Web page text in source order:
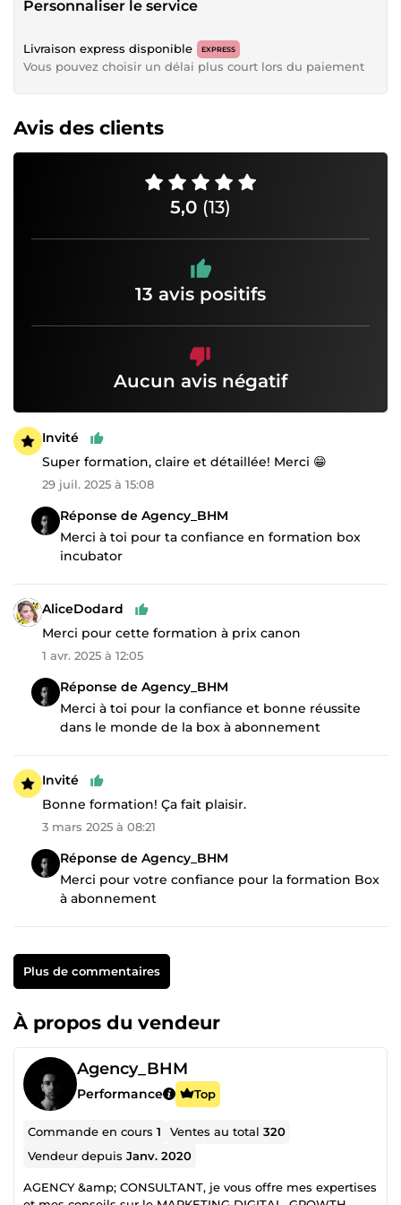
Personnaliser le service
Livraison express disponible EXPRESS
Vous pouvez choisir un délai plus court lors du paiement
Avis des clients
5,0 (13)
13 avis positifs
Aucun avis négatif
Invité
Super formation, claire et détaillée! Merci 😁
29 juil. 2025 à 15:08
Réponse de Agency_BHM
Merci à toi pour ta confiance en formation box
incubator
AliceDodard
Merci pour cette formation à prix canon
1 avr. 2025 à 12:05
Réponse de Agency_BHM
Merci à toi pour la confiance et bonne réussite
dans le monde de la box à abonnement
Invité
Bonne formation! Ça fait plaisir.
3 mars 2025 à 08:21
Réponse de Agency_BHM
Merci pour votre confiance pour la formation Box
à abonnement
Plus de commentaires
À propos du vendeur
Agency_BHM
Performance Top
Commande en cours1 Ventes au total320
Vendeur depuisJanv. 2020
AGENCY &amp; CONSULTANT, je vous offre mes expertises